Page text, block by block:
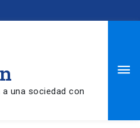
una sociedad con